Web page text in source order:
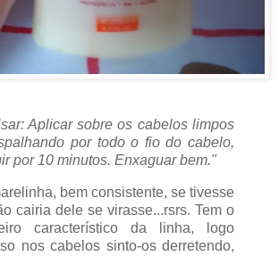
Aplicar sobre os cabelos limpos
por todo o fio do cabelo,
por 10 minutos. Enxaguar bem."
bem consistente, se tivesse
cairia dele se virasse...rsrs. Tem o
característico da linha, logo
nos cabelos sinto-os derretendo,